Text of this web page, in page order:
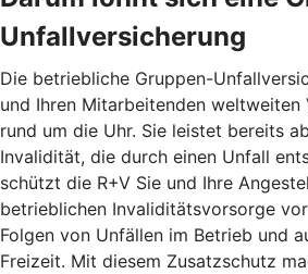
Unfallversicherung
Die betriebliche Gruppen-
und Ihren Mitarbeitenden weltweiten
rund um die Uhr. Sie leistet bereits
Invalidität, die durch einen Unfall
schützt die R+V Sie und Ihre
betrieblichen Invaliditätsvorsorge
Folgen von Unfällen im Betrieb und
Freizeit. Mit diesem Zusatzschutz